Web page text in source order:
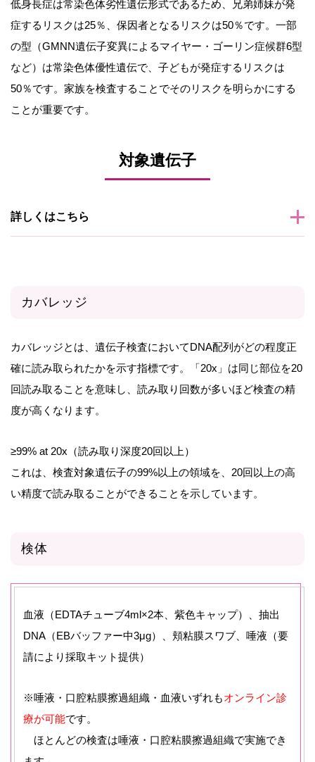
低身長症は常染色体劣性遺伝形式であるため、兄弟姉妹が発
症するリスクは25％、保因者となるリスクは50％です。一部
の型（GMNN遺伝子変異によるマイヤー・ゴーリン症候群6型
など）は常染色体優性遺伝で、子どもが発症するリスクは
50％です。家族を検査することでそのリスクを明らかにする
ことが重要です。
対象遺伝子
詳しくはこちら
カバレッジ
カバレッジとは、遺伝子検査においてDNA配列がどの程度正
確に読み取られたかを示す指標です。「20x」は同じ部位を20
回読み取ることを意味し、読み取り回数が多いほど検査の精
度が高くなります。
≥99% at 20x（読み取り深度20回以上）
これは、検査対象遺伝子の99%以上の領域を、20回以上の高
い精度で読み取ることができることを示しています。
検体
血液（EDTAチューブ4ml×2本、紫色キャップ）、抽出
DNA（EBバッファー中3μg）、頬粘膜スワブ、唾液（要
請により採取キット提供）
※唾液・口腔粘膜擦過組織・血液いずれもオンライン診
療が可能です。
ほとんどの検査は唾液・口腔粘膜擦過組織で実施でき